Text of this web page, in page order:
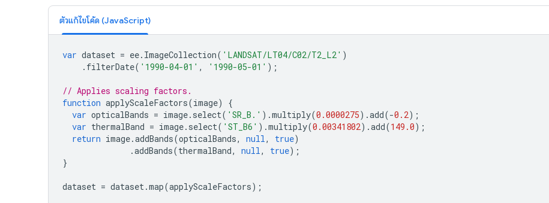
ตัวแก้ไขโค้ด (JavaScript)
var dataset = ee. ImageCollection( 'LANDSAT/LT04/C02/T2_L2' )
. filterDate( '1990-04-01' , '1990-05-01' );
// Applies scaling factors.
function applyScaleFactors(image)
{
var opticalBands = image. select( 'SR_B.' ).multiply(0.0000275).add(-0.2);
var thermalBand = image. select( 'ST_B6' ).multiply(0.00341802).add(149.0);
return image.addBands(opticalBands, null, true)
.addBands(thermalBand, null, true);
}
dataset = dataset.map(applyScaleFactors);